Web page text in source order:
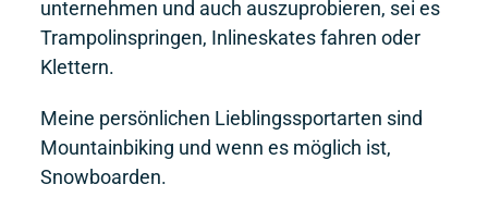
unternehmen und auch auszuprobieren, sei es
Trampolinspringen, Inlineskates fahren oder
Klettern.
Meine persönlichen Lieblingssportarten sind
Mountainbiking und wenn es möglich ist,
Snowboarden.